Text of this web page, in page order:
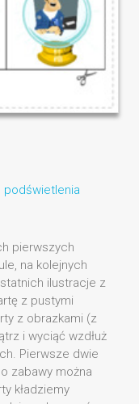
podświetlenia
pierwszych
na kolejnych
ilustracje z
z pustymi
z obrazkami (z
i wyciąć wzdłuż
Pierwsze dwie
zabawy można
kładziemy